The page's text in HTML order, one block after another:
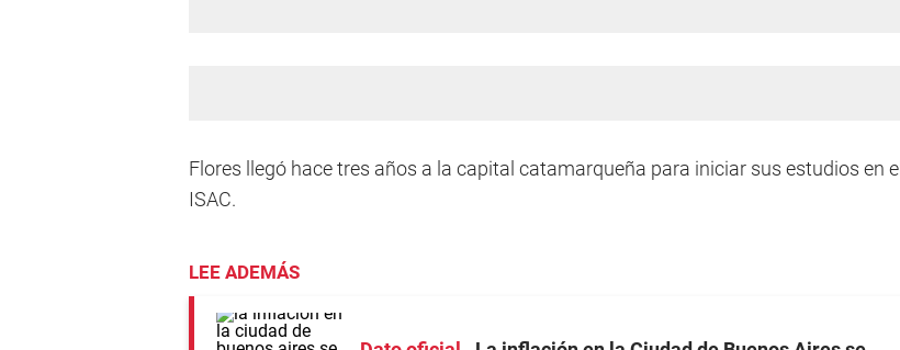
Flores llegó hace tres años a la capital catamarqueña para iniciar sus estudios en el
ISAC.
LEE ADEMÁS